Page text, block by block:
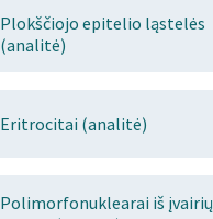
Plokščiojo epitelio ląstelės
(analitė)
Eritrocitai (analitė)
Polimorfonuklearai iš įvairių